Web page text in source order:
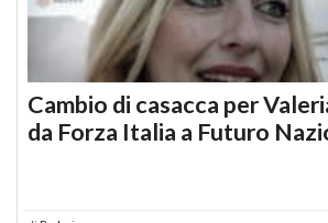
Cambio di casacca per
da Forza Italia a Futuro